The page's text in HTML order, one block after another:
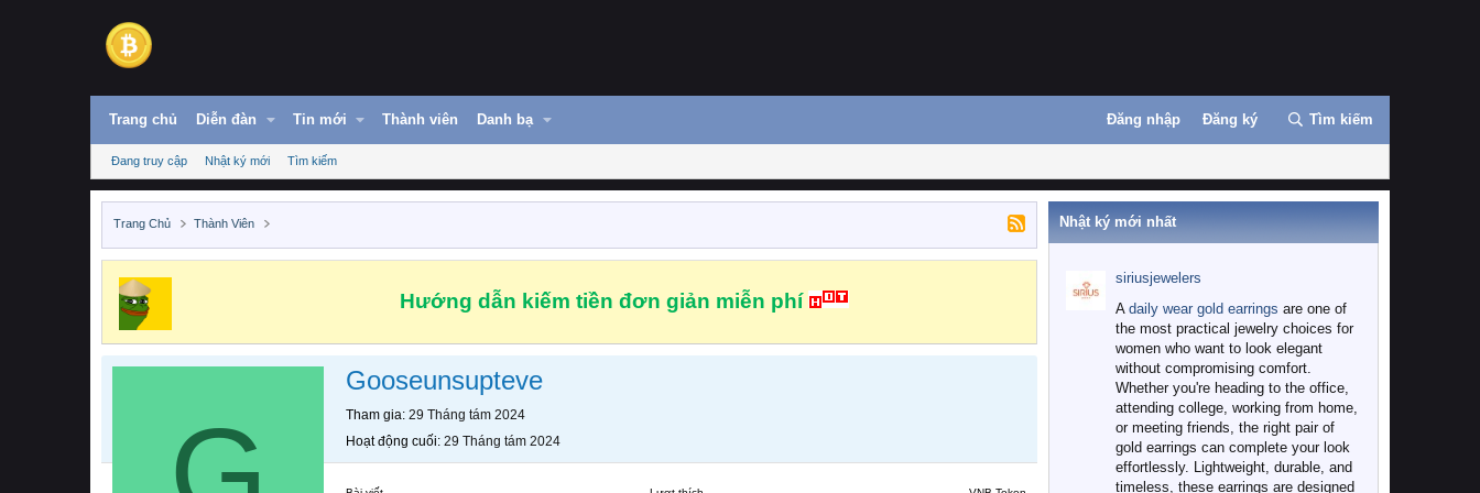
Trang chủ Diễn đàn Tin mới Thành viên Danh bạ Đăng nhập Đăng ký Tìm kiếm
Đang truy cập Nhật ký mới Tìm kiếm
Trang Chủ Thành Viên
Hướng dẫn kiếm tiền đơn giản miễn phí
Gooseunsupteve
Tham gia 29 Tháng tám 2024
Hoạt động cuối 29 Tháng tám 2024
Nhật ký mới nhất
siriusjewelers
A daily wear gold earrings are one of
the most practical jewelry choices for
women who want to look elegant
without compromising comfort.
Whether you're heading to the office,
attending college, working from home,
or meeting friends, the right pair of
gold earrings can complete your look
effortlessly. Lightweight, durable, and
timeless, these earrings are designed